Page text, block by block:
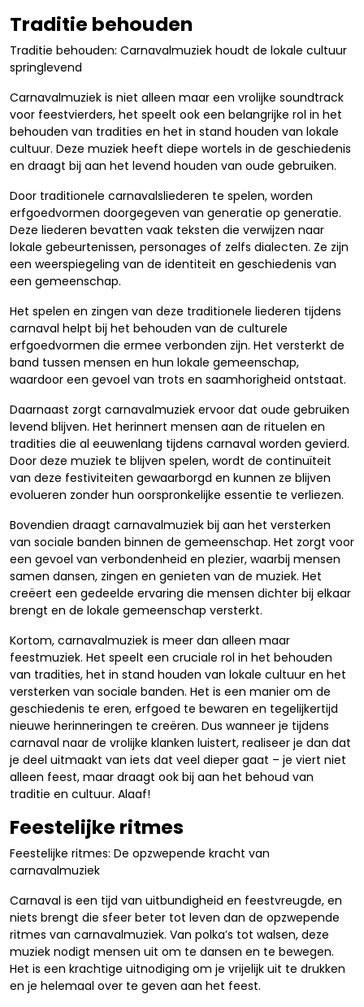
Traditie behouden
Traditie behouden: Carnavalmuziek houdt de lokale cultuur
springlevend
Carnavalmuziek is niet alleen maar een vrolijke soundtrack
voor feestvierders, het speelt ook een belangrijke rol in het
behouden van tradities en het in stand houden van lokale
cultuur. Deze muziek heeft diepe wortels in de geschiedenis
en draagt bij aan het levend houden van oude gebruiken.
Door traditionele carnavalsliederen te spelen, worden
erfgoedvormen doorgegeven van generatie op generatie.
Deze liederen bevatten vaak teksten die verwijzen naar
lokale gebeurtenissen, personages of zelfs dialecten. Ze zijn
een weerspiegeling van de identiteit en geschiedenis van
een gemeenschap.
Het spelen en zingen van deze traditionele liederen tijdens
carnaval helpt bij het behouden van de culturele
erfgoedvormen die ermee verbonden zijn. Het versterkt de
band tussen mensen en hun lokale gemeenschap,
waardoor een gevoel van trots en saamhorigheid ontstaat.
Daarnaast zorgt carnavalmuziek ervoor dat oude gebruiken
levend blijven. Het herinnert mensen aan de rituelen en
tradities die al eeuwenlang tijdens carnaval worden gevierd.
Door deze muziek te blijven spelen, wordt de continuïteit
van deze festiviteiten gewaarborgd en kunnen ze blijven
evolueren zonder hun oorspronkelijke essentie te verliezen.
Bovendien draagt carnavalmuziek bij aan het versterken
van sociale banden binnen de gemeenschap. Het zorgt voor
een gevoel van verbondenheid en plezier, waarbij mensen
samen dansen, zingen en genieten van de muziek. Het
creëert een gedeelde ervaring die mensen dichter bij elkaar
brengt en de lokale gemeenschap versterkt.
Kortom, carnavalmuziek is meer dan alleen maar
feestmuziek. Het speelt een cruciale rol in het behouden
van tradities, het in stand houden van lokale cultuur en het
versterken van sociale banden. Het is een manier om de
geschiedenis te eren, erfgoed te bewaren en tegelijkertijd
nieuwe herinneringen te creëren. Dus wanneer je tijdens
carnaval naar de vrolijke klanken luistert, realiseer je dan dat
je deel uitmaakt van iets dat veel dieper gaat – je viert niet
alleen feest, maar draagt ook bij aan het behoud van
traditie en cultuur. Alaaf!
Feestelijke ritmes
Feestelijke ritmes: De opzwepende kracht van
carnavalmuziek
Carnaval is een tijd van uitbundigheid en feestvreugde, en
niets brengt die sfeer beter tot leven dan de opzwepende
ritmes van carnavalmuziek. Van polka’s tot walsen, deze
muziek nodigt mensen uit om te dansen en te bewegen.
Het is een krachtige uitnodiging om je vrijelijk uit te drukken
en je helemaal over te geven aan het feest.